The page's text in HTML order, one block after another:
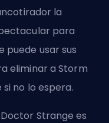
la
para
usar sus
eliminar a Storm
no lo espera.
Strange es